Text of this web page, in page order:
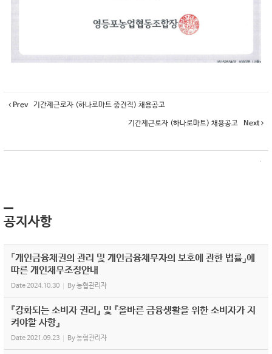
Prev 기간제근로자 (하나로마트 중견직) 채용공고
기간제근로자 (하나로마트) 채용공고 Next
공지사항
「개인금융채권의 관리 및 개인금융채무자의 보호에 관한 법률」에
따른 개인채무조정안내
Date2024.10.30 By농협관리자
『강화되는 소비자 권리』 및 『올바른 금융생활을 위한 소비자가 지
켜야할 사항』
Date2021.09.23 By농협관리자